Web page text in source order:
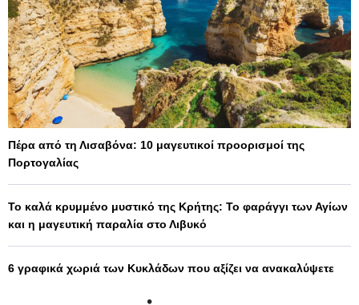
Πέρα από τη Λισαβόνα: 10 μαγευτικοί προορισμοί της
Πορτογαλίας
Το καλά κρυμμένο μυστικό της Κρήτης: Το φαράγγι των Αγίων
και η μαγευτική παραλία στο Λιβυκό
6 γραφικά χωριά των Κυκλάδων που αξίζει να ανακαλύψετε